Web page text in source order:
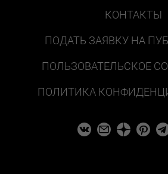
КОНТАКТЫ
ПОДАТЬ ЗАЯВКУ НА
ПОЛЬЗОВАТЕЛЬСКОЕ
ПОЛИТИКА